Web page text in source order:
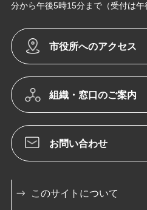
分から午後5時15分まで（受付は午
市役所へのアクセス
組織・窓口のご案内
お問い合わせ
このサイトについて